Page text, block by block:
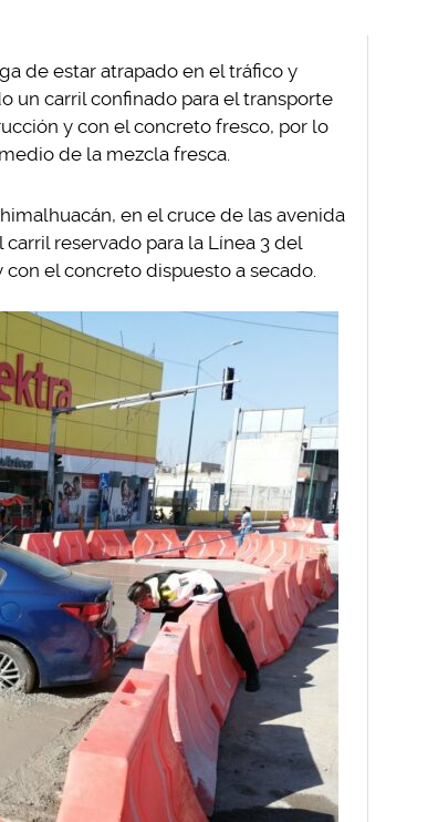
de estar atrapado en el tráfico y
un carril confinado para el transporte
y con el concreto fresco, por lo
de la mezcla fresca.
en el cruce de las avenida
reservado para la Línea 3 del
el concreto dispuesto a secado.